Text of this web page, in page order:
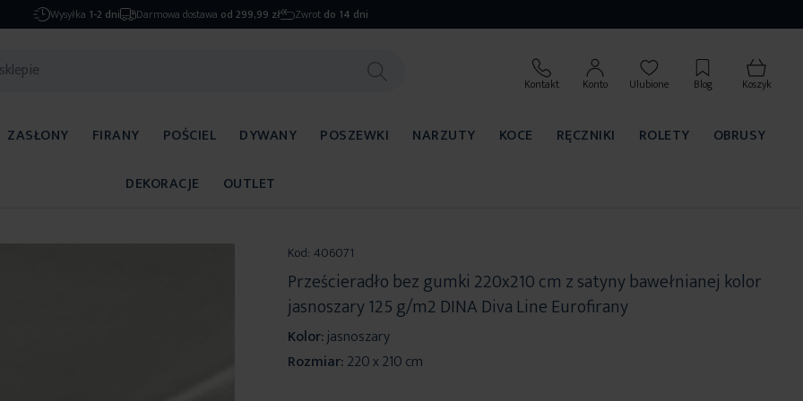
Wysyłka 1-2 dni Darmowa dostawa od 299,99 zł Zwrot do 14 dni
Kontakt Konto Ulubione Blog Koszyk
ZASŁONY FIRANY POŚCIEL DYWANY POSZEWKI NARZUTY KOCE RĘCZNIKI ROLETY
OBRUSY
DEKORACJE
OUTLET
Kod: 406071
Prześcieradło bez gumki 220x210 cm z satyny bawełnianej kolor
jasnoszary 125 g/m2 DINA Diva Line Eurofirany
Kolor:jasnoszary
Rozmiar:220 x 210 cm